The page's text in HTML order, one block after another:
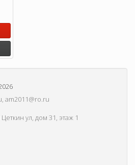
am2011@ro.ru
ул, дом 31, этаж 1